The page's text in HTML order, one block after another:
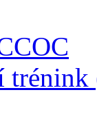
trénink